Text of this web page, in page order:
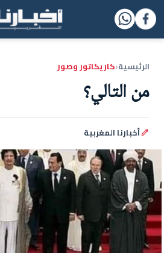
الرئيسية‹كاريكاتور وصور
من التالي؟
أخبارنا المغربية